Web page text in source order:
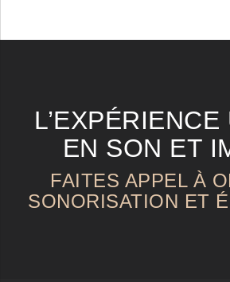
EN SON ET
FAITES APPEL À
SONORISATION ET